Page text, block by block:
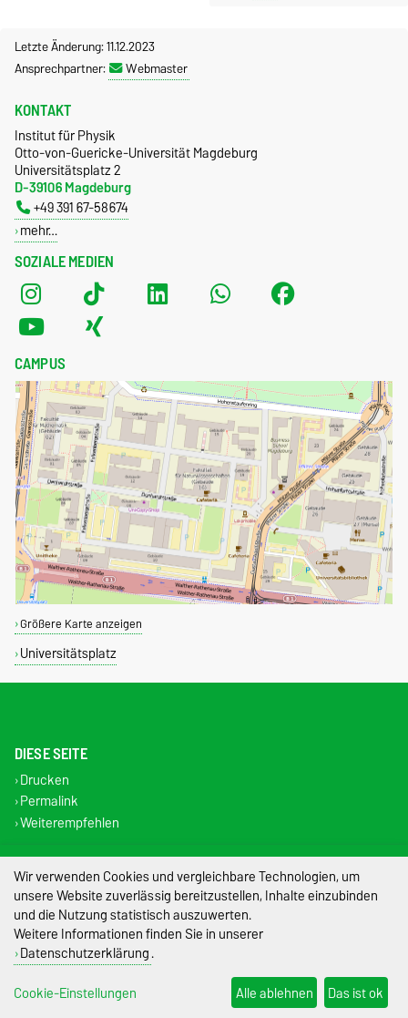
Letzte Änderung: 11.12.2023
Ansprechpartner:
Webmaster
SOZIALE MEDIEN
KONTAKT
Institut für Physik
Otto-von-Guericke-Universität Magdeburg
Universitätsplatz 2
D-39106 Magdeburg
+49 391 67-58674
mehr…
CAMPUS
Größere Karte anzeigen
Universitätsplatz
DIESE SEITE
Drucken
Permalink
Weiterempfehlen
Impressum
Datenschutz
Barrierefreiheit
Cookie-Einstellungen
Wir verwenden Cookies und vergleichbare Technologien, um
unsere Website zuverlässig bereitzustellen, Inhalte einzubinden
und die Nutzung statistisch auszuwerten.
Weitere Informationen finden Sie in unserer
Datenschutzerklärung.
Cookie-Einstellungen
Alle ablehnen Das ist ok